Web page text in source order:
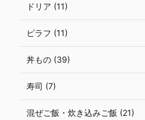
ドリア (11)
ピラフ (11)
丼もの (39)
寿司 (7)
混ぜご飯・炊き込みご飯 (21)